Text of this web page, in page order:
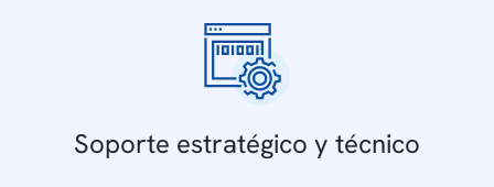
Soporte estratégico y técnico